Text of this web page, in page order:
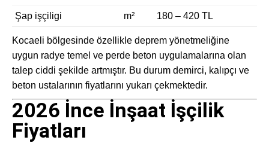
Şap işçiligi m² 180 – 420 TL
Kocaeli bölgesinde özellikle deprem yönetmeliğine
uygun radye temel ve perde beton uygulamalarına olan
talep ciddi şekilde artmıştır. Bu durum demirci, kalıpçı ve
beton ustalarının fiyatlarını yukarı çekmektedir.
2026 İnce İnşaat İşçilik
Fiyatları